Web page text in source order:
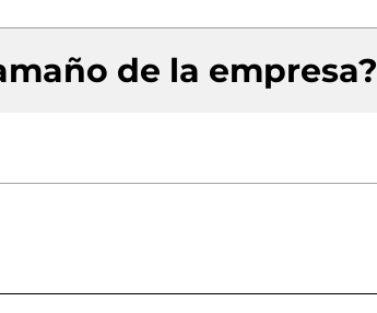
de la empresa?